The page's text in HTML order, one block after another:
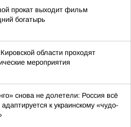
прокат выходит фильм
богатырь
области проходят
мероприятия
снова не долетели: Россия всё
к украинскому «чудо-